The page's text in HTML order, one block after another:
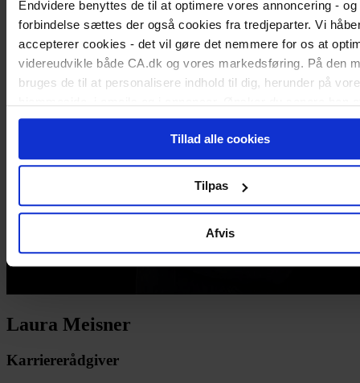
Endvidere benyttes de til at optimere vores annoncering - og
forbindelse sættes der også cookies fra tredjeparter. Vi
accepterer cookies - det vil gøre det nemmere for os at
videreudvikle både CA.dk og vores markedsføring. På den
bruges de til at personalisere indhold til dig, herunder på
cookie-samtykke, kan du altid gøre det ved at klikke på
Tillad alle cookies
Tilpas
Afvis
Laura Meisner
Karriererådgiver